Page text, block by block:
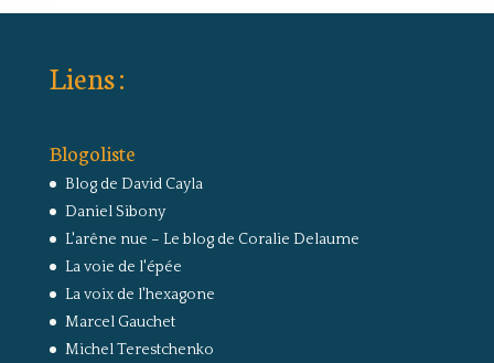
Liens :
Blogoliste
Blog de David Cayla
Daniel Sibony
L'arêne nue – Le blog de Coralie Delaume
La voie de l'épée
La voix de l'hexagone
Marcel Gauchet
Michel Terestchenko